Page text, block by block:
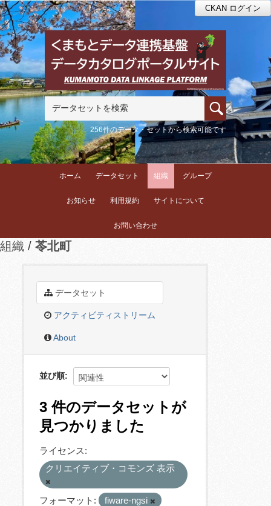
CKAN ログイン
256件のデータ・セットから検索可能です
ホーム データセット 組織 グループ
お知らせ 利用規約 サイトについて
お問い合わせ
組織 苓北町
データセット
アクティビティストリーム
About
並び順
3 件のデータセットが
見つかりました
ライセンス:
クリエイティブ・コモンズ 表示
フォーマット:
fiware-ngsi